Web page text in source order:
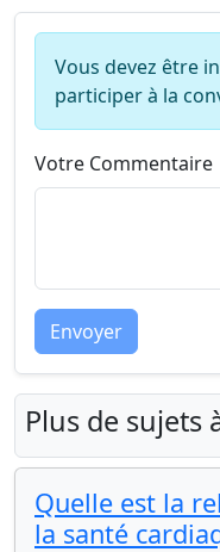
Vous devez être
participer à la
Votre Commentaire
Envoyer
Plus de sujets
Quelle est la
la santé